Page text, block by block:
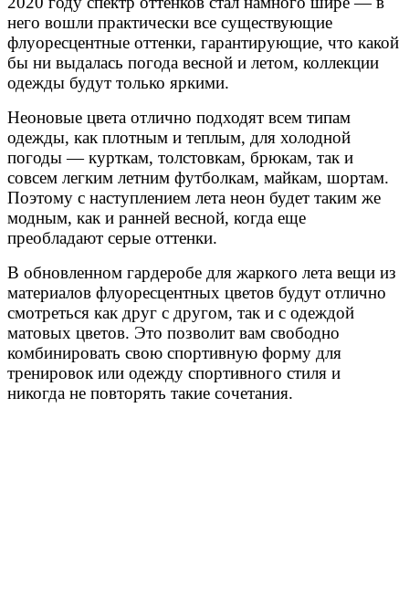
него вошли практически все существующие
флуоресцентные оттенки, гарантирующие, что какой
бы ни выдалась погода весной и летом, коллекции
одежды будут только яркими.
Неоновые цвета отлично подходят всем типам
одежды, как плотным и теплым, для холодной
погоды — курткам, толстовкам, брюкам, так и
совсем легким летним футболкам, майкам, шортам.
Поэтому с наступлением лета неон будет таким же
модным, как и ранней весной, когда еще
преобладают серые оттенки.
В обновленном гардеробе для жаркого лета вещи из
материалов флуоресцентных цветов будут отлично
смотреться как друг с другом, так и с одеждой
матовых цветов. Это позволит вам свободно
комбинировать свою спортивную форму для
тренировок или одежду спортивного стиля и
никогда не повторять такие сочетания.